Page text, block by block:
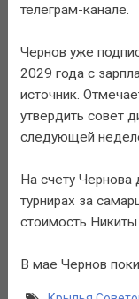
телеграм-канале.
Чернов уже
2029 года с
источник.
утвердить совет
следующей
На счету Чернова
турнирах за
стоимость
В мае Чернов